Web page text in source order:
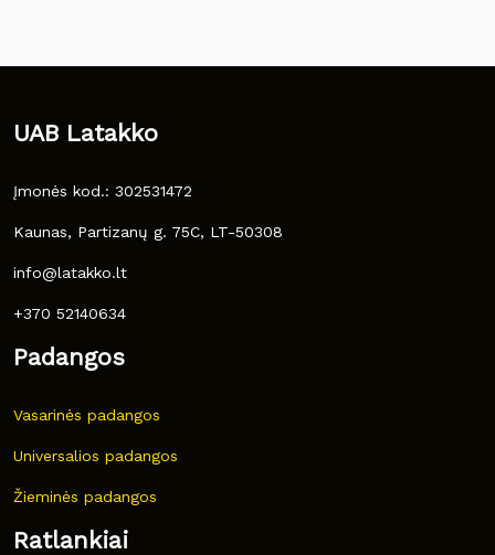
UAB Latakko
Įmonės kod.: 302531472
Kaunas, Partizanų g. 75C, LT-50308
info@latakko.lt
+370 52140634
Padangos
Vasarinės padangos
Universalios padangos
Žieminės padangos
Ratlankiai